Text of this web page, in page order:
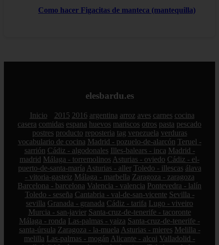
Como hacer Figacitas de manteca (mantequilla)
elesbardu.es
Inicio 2015 2016 argentina arroz aves carnes cocina
casera comidas espana huevos mariscos otros pasta pescado
postres producto reposteria tag venezuela verduras
vocabulario de cocina Madrid - pozuelo-de-alarcón Teruel -
sarrión Cádiz - algodonales Illes-balears - inca Madrid -
madrid Málaga - torremolinos Asturias - oviedo Cádiz - el-
puerto-de-santa-maría Asturias - aller Toledo - illescas álava
- vitoria-gasteiz Málaga - marbella Zaragoza - zaragoza
Barcelona - barcelona Valencia - valencia Pontevedra - lalín
Toledo - seseña Cantabria - val-de-san-vicente Sevilla -
sevilla Granada - granada Cádiz - tarifa Lugo - viveiro
Murcia - san-javier Santa-cruz-de-tenerife - tacoronte
Málaga - ronda Las-palmas - yaiza Santa-cruz-de-tenerife -
santa-úrsula Zaragoza - la-muela Asturias - mieres Melilla -
melilla Las-palmas - mogán Alicante - alcoi Valladolid -